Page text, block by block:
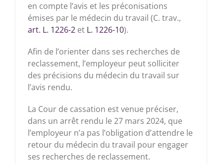
en compte l’avis et les préconisations
émises par le médecin du travail (C. trav.,
art. L. 1226-2et L. 1226-10).
Afin de l’orienter dans ses recherches de
reclassement, l’employeur peut solliciter
des précisions du médecin du travail sur
l’avis rendu.
La Cour de cassation est venue préciser,
dans un arrêt rendu le 27 mars 2024, que
l’employeur n’a pas l’obligation d’attendre le
retour du médecin du travail pour engager
ses recherches de reclassement.